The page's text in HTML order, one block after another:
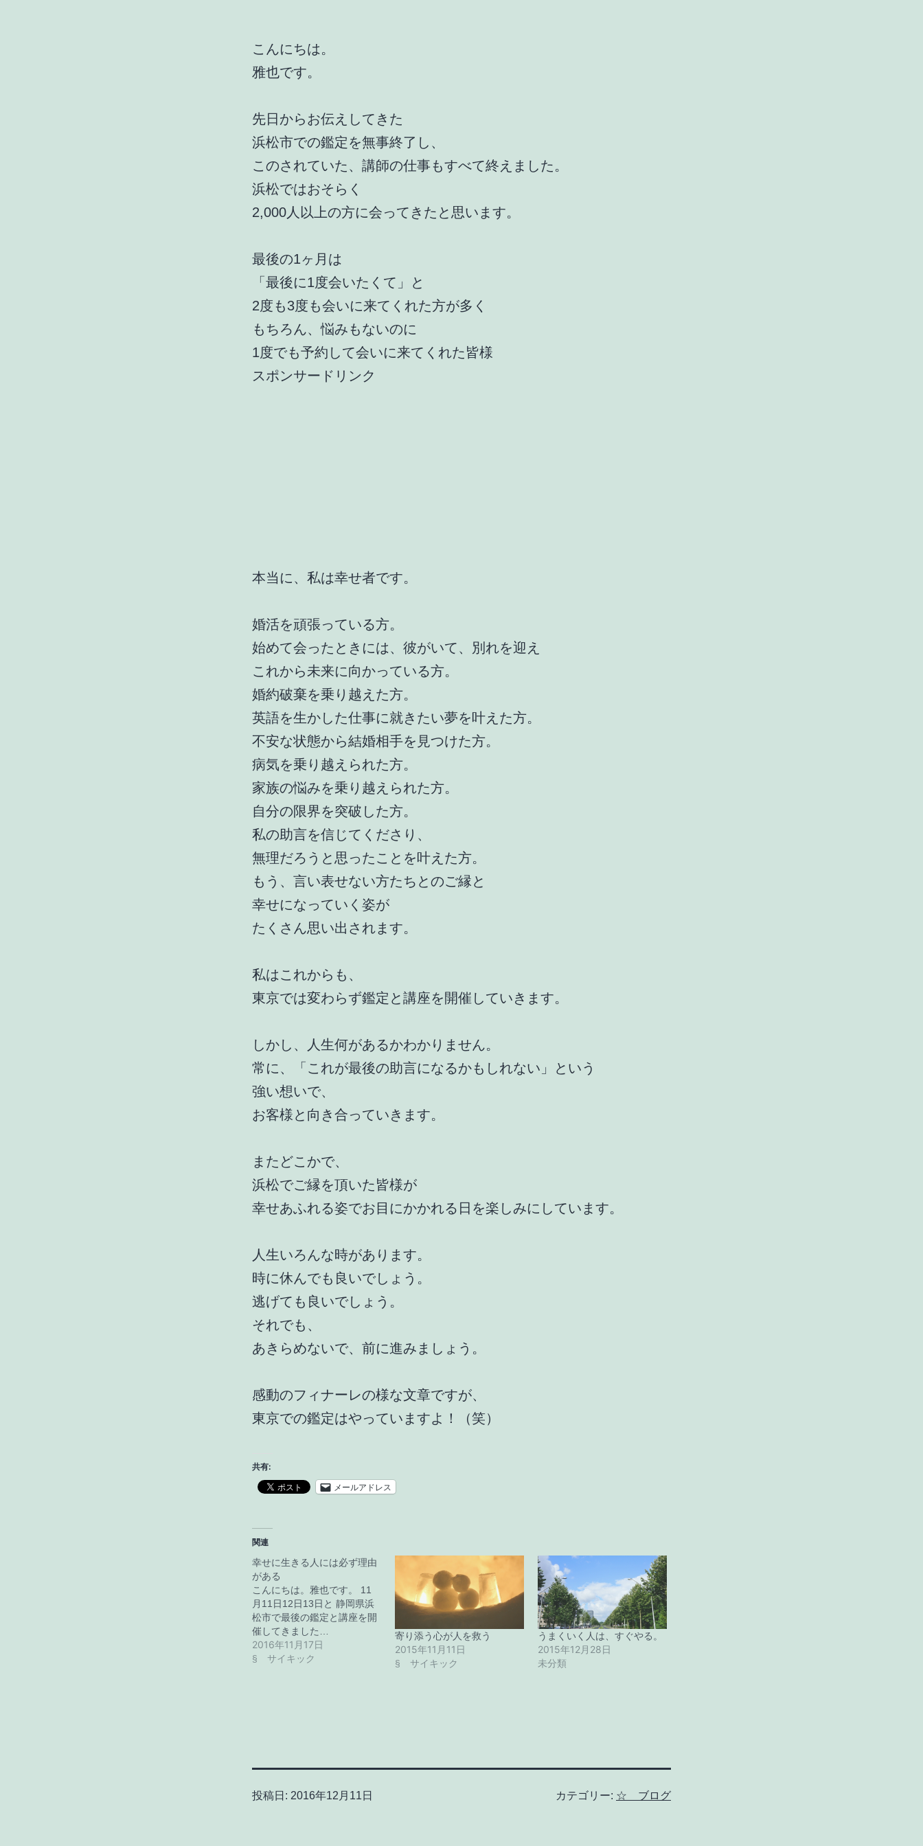
こんにちは。
雅也です。
先日からお伝えしてきた
浜松市での鑑定を無事終了し、
このされていた、講師の仕事もすべて終えました。
浜松ではおそらく
2,000人以上の方に会ってきたと思います。
最後の1ヶ月は
「最後に1度会いたくて」と
2度も3度も会いに来てくれた方が多く
もちろん、悩みもないのに
1度でも予約して会いに来てくれた皆様
スポンサードリンク
本当に、私は幸せ者です。
婚活を頑張っている方。
始めて会ったときには、彼がいて、別れを迎え
これから未来に向かっている方。
婚約破棄を乗り越えた方。
英語を生かした仕事に就きたい夢を叶えた方。
不安な状態から結婚相手を見つけた方。
病気を乗り越えられた方。
家族の悩みを乗り越えられた方。
自分の限界を突破した方。
私の助言を信じてくださり、
無理だろうと思ったことを叶えた方。
もう、言い表せない方たちとのご縁と
幸せになっていく姿が
たくさん思い出されます。
私はこれからも、
東京では変わらず鑑定と講座を開催していきます。
しかし、人生何があるかわかりません。
常に、「これが最後の助言になるかもしれない」という
強い想いで、
お客様と向き合っていきます。
またどこかで、
浜松でご縁を頂いた皆様が
幸せあふれる姿でお目にかかれる日を楽しみにしています。
人生いろんな時があります。
時に休んでも良いでしょう。
逃げても良いでしょう。
それでも、
あきらめないで、前に進みましょう。
感動のフィナーレの様な文章ですが、
東京での鑑定はやっていますよ！（笑）
共有:
メールアドレス
関連
幸せに生きる人には必ず理由
がある
こんにちは。雅也です。 11
月11日12日13日と 静岡県浜
松市で最後の鑑定と講座を開
催してきました…
2016年11月17日
§ サイキック
寄り添う心が人を救う
2015年11月11日
§ サイキック
うまくいく人は、すぐやる。
2015年12月28日
未分類
投稿日: 2016年12月11日 カテゴリー: ☆ ブログ